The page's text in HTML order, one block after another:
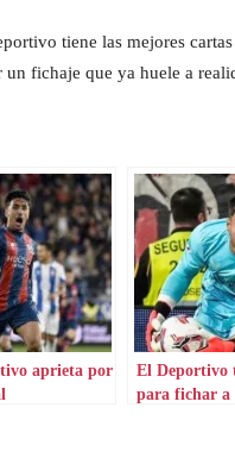
tiene las mejores
fichaje que ya huele a
aprieta por
El Deportivo
para fichar a